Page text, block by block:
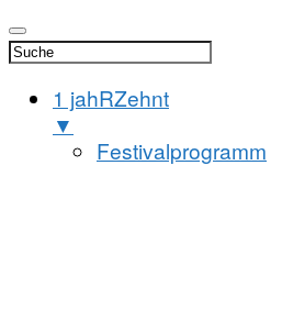
1 jahRZehnt
▼
Festivalprogramm